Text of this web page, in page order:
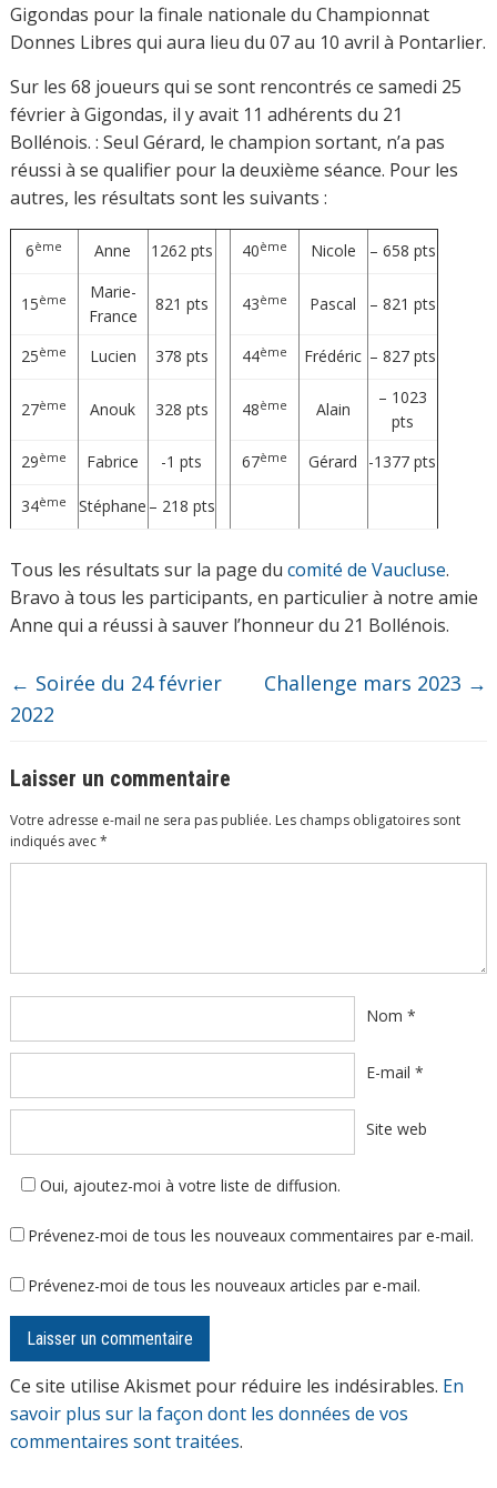
Gigondas pour la finale nationale du Championnat
Donnes Libres qui aura lieu du 07 au 10 avril à Pontarlier.
Sur les 68 joueurs qui se sont rencontrés ce samedi 25
février à Gigondas, il y avait 11 adhérents du 21
Bollénois. : Seul Gérard, le champion sortant, n’a pas
réussi à se qualifier pour la deuxième séance. Pour les
autres, les résultats sont les suivants :
6ème Anne 1262 pts 40ème Nicole – 658 pts
15ème
Marie-
France
821 pts 43ème Pascal – 821 pts
25ème Lucien 378 pts 44ème Frédéric – 827 pts
27ème Anouk 328 pts 48ème Alain
– 1023
pts
29ème Fabrice -1 pts 67ème Gérard -1377 pts
34ème Stéphane – 218 pts
Tous les résultats sur la page du comité de Vaucluse.
Bravo à tous les participants, en particulier à notre amie
Anne qui a réussi à sauver l’honneur du 21 Bollénois.
← Soirée du 24 février
2022
Challenge mars 2023 →
Laisser un commentaire
Votre adresse e-mail ne sera pas publiée. Les champs obligatoires sont
indiqués avec*
Nom *
E-mail *
Site web
Oui, ajoutez-moi à votre liste de diffusion.
Prévenez-moi de tous les nouveaux commentaires par e-mail.
Prévenez-moi de tous les nouveaux articles par e-mail.
Ce site utilise Akismet pour réduire les indésirables. En
savoir plus sur la façon dont les données de vos
commentaires sont traitées.